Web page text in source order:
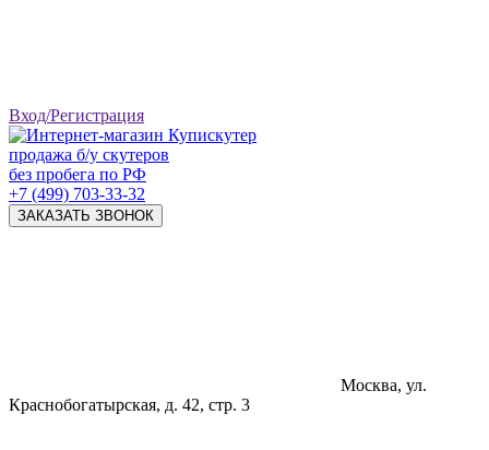
Вход/Регистрация
продажа б/у скутеров
без пробега по РФ
+7 (499) 703-33-32
ЗАКАЗАТЬ ЗВОНОК
Москва, ул.
Краснобогатырская, д. 42, стр. 3